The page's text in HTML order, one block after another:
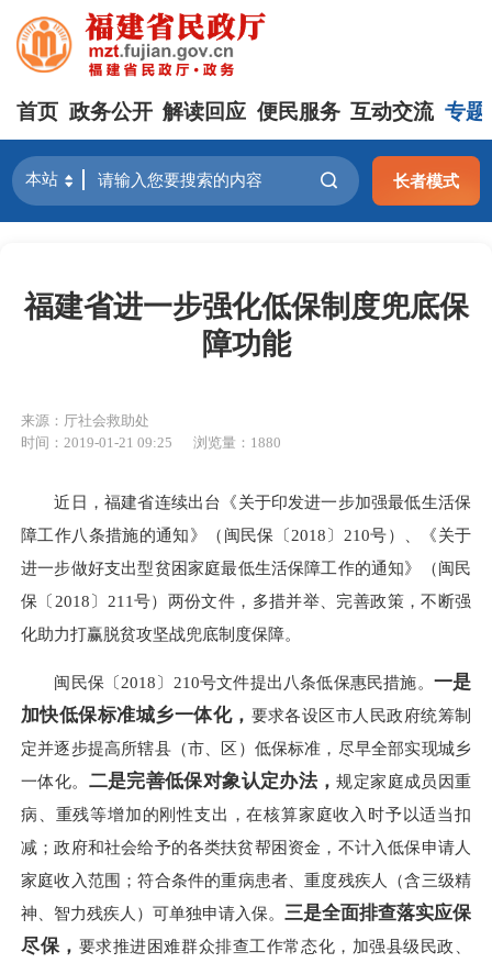
首页 政务公开 解读回应 便民服务 互动交流 专题
长者模式
福建省进一步强化低保制度兜底保
障功能
来源：厅社会救助处
时间：2019-01-21 09:25
浏览量：1880
近日，福建省连续出台《关于印发进一步加强最低生活保
障工作八条措施的通知》（闽民保〔2018〕210号）、《关于
进一步做好支出型贫困家庭最低生活保障工作的通知》（闽民
保〔2018〕211号）两份文件，多措并举、完善政策，不断强
化助力打赢脱贫攻坚战兜底制度保障。
闽民保〔2018〕210号文件提出八条低保惠民措施。 一是
加快低保标准城乡一体化， 要求各设区市人民政府统筹制
定并逐步提高所辖县（市、区）低保标准，尽早全部实现城乡
一体化。 二是完善低保对象认定办法，规定家庭成员因重
病、重残等增加的刚性支出，在核算家庭收入时予以适当扣
减；政府和社会给予的各类扶贫帮困资金，不计入低保申请人
家庭收入范围；符合条件的重病患者、重度残疾人（含三级精
神、智力残疾人）可单独申请入保。 三是全面排查落实应保
尽保， 要求推进困难群众排查工作常态化，加强县级民政、